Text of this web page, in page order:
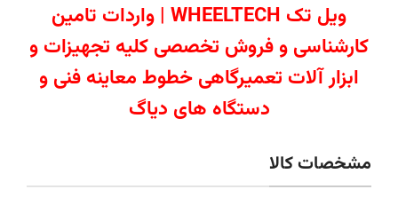
ویل تک WHEELTECH | واردات تامین
کارشناسی و فروش تخصصی کلیه تجهیزات و
ابزار آلات تعمیرگاهی خطوط معاینه فنی و
دستگاه های دیاگ
مشخصات کالا